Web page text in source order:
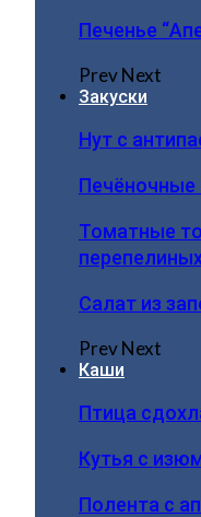
Печенье
PrevNext
Закуски
Нут с
Томатные
Салат из
PrevNext
Каши
Птица
Кутья с
Полента с